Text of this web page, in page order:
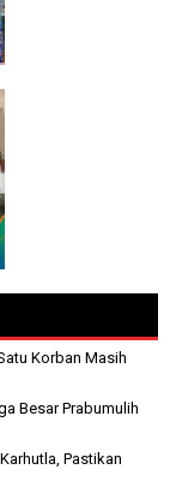
Korban Masih
Besar Prabumulih
Pastikan